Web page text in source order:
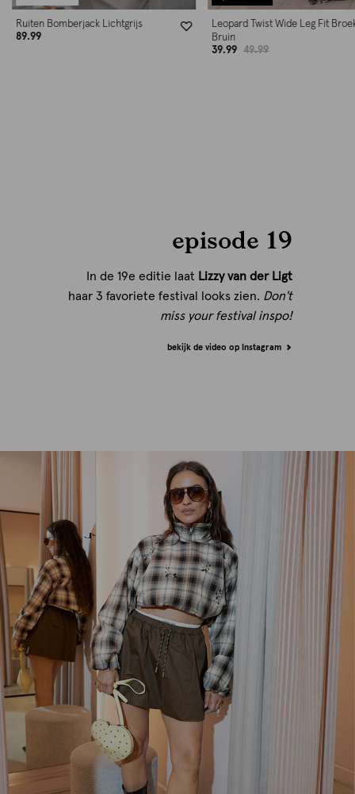
Leopard Twist Wide Leg Fit Broek
Bruin
Leopard Twist Top Bruin
29.99
episode 19
In de 19e editie laat Lizzy van der Ligt
haar 3 favoriete festival looks zien. Don't
miss your festival inspo!
bekijk de video op Instagram